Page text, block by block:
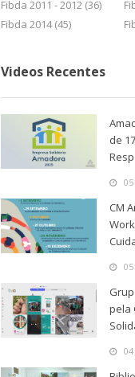
Fibda 2011 - 2012 (36)
Fibda 2014 (45)
Videos Recentes
de
CM
pela